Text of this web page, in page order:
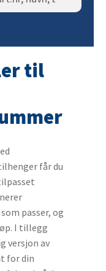
til
får du
passer, og
I tillegg
versjon av
for din